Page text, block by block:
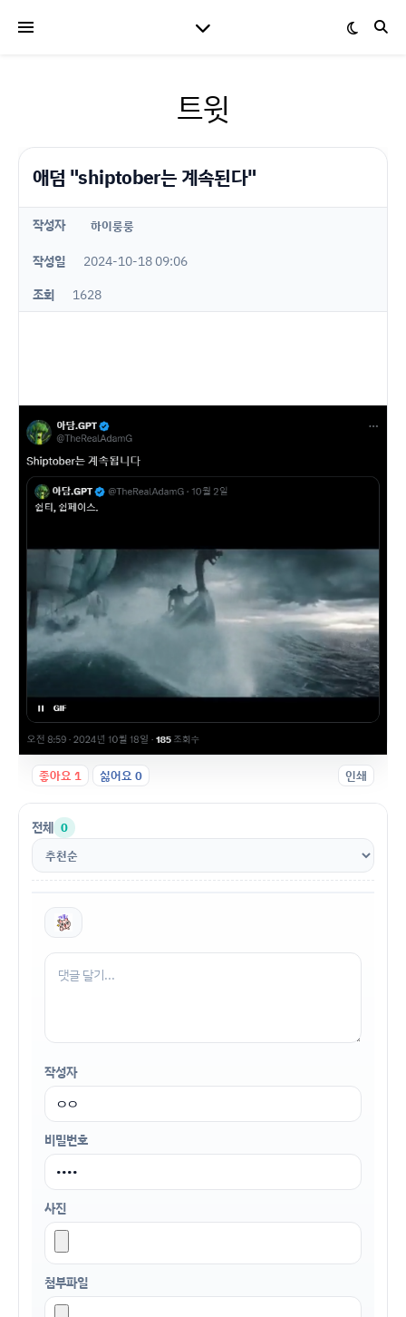
트윗
애덤 "shiptober는 계속된다"
작성자 하이룽룽
작성일
2024-10-18 09:06
조회
1628
좋아요1 싫어요0 인쇄
전체 0
작성자
비밀번호
사진
첨부파일